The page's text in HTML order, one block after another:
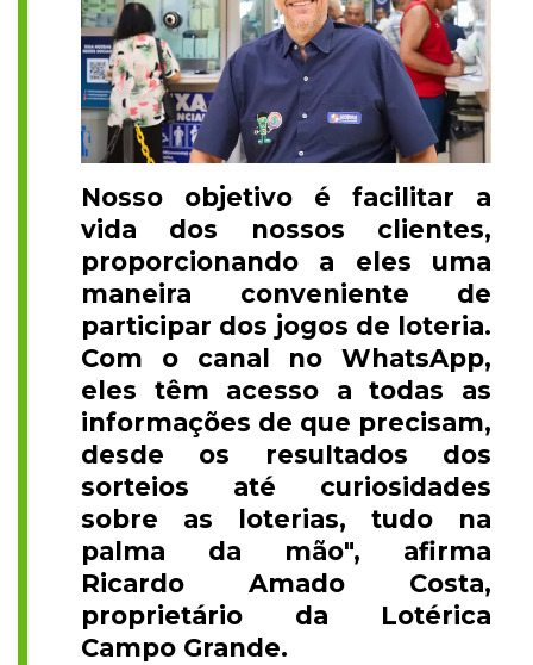
Nosso objetivo é facilitar a
vida dos nossos clientes,
proporcionando a eles uma
maneira conveniente de
participar dos jogos de loteria.
Com o canal no WhatsApp,
eles têm acesso a todas as
informações de que precisam,
desde os resultados dos
sorteios até curiosidades
sobre as loterias, tudo na
palma da mão", afirma
Ricardo Amado Costa,
proprietário da Lotérica
Campo Grande.